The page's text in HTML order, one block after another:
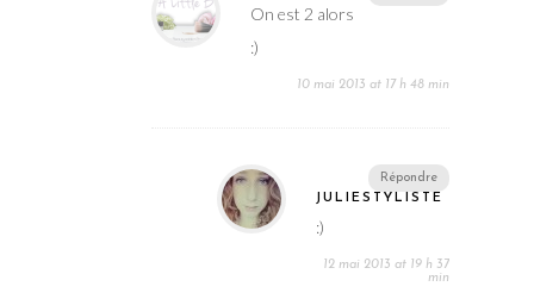
On est 2 alors
:)
10 mai 2013 at 17 h 48 min
Répondre
JULIESTYLISTE
:)
12 mai 2013 at 19 h 37
min